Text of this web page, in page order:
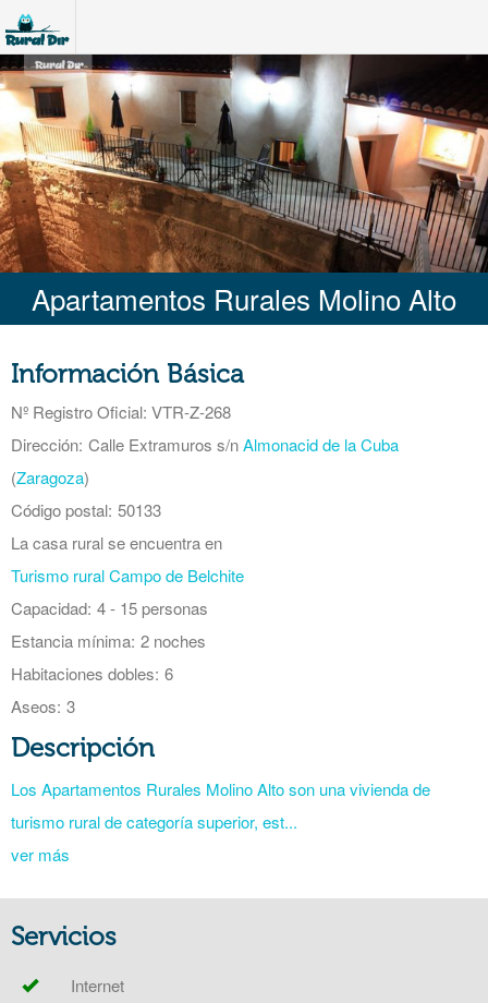
Apartamentos Rurales Molino Alto
Información Básica
Nº Registro Oficial: VTR-Z-268
Dirección: Calle Extramuros s/nAlmonacid de la Cuba
(Zaragoza)
Código postal: 50133
La casa rural se encuentra en
Turismo rural Campo de Belchite
Capacidad: 4 - 15 personas
Estancia mínima: 2 noches
Habitaciones dobles: 6
Aseos: 3
Descripción
Los Apartamentos Rurales Molino Alto son una vivienda de
turismo rural de categoría superior, est...
ver más
Servicios
Internet